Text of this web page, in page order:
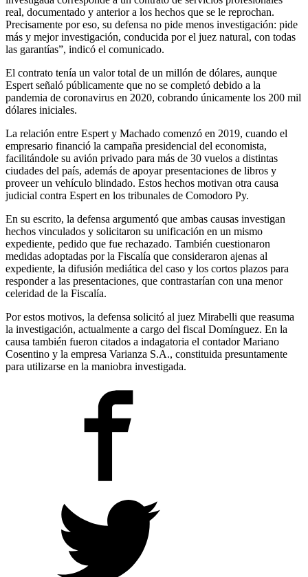
real, documentado y anterior a los hechos que se le reprochan.
Precisamente por eso, su defensa no pide menos investigación: pide
más y mejor investigación, conducida por el juez natural, con todas
las garantías”, indicó el comunicado.
El contrato tenía un valor total de un millón de dólares, aunque
Espert señaló públicamente que no se completó debido a la
pandemia de coronavirus en 2020, cobrando únicamente los 200 mil
dólares iniciales.
La relación entre Espert y Machado comenzó en 2019, cuando el
empresario financió la campaña presidencial del economista,
facilitándole su avión privado para más de 30 vuelos a distintas
ciudades del país, además de apoyar presentaciones de libros y
proveer un vehículo blindado. Estos hechos motivan otra causa
judicial contra Espert en los tribunales de Comodoro Py.
En su escrito, la defensa argumentó que ambas causas investigan
hechos vinculados y solicitaron su unificación en un mismo
expediente, pedido que fue rechazado. También cuestionaron
medidas adoptadas por la Fiscalía que consideraron ajenas al
expediente, la difusión mediática del caso y los cortos plazos para
responder a las presentaciones, que contrastarían con una menor
celeridad de la Fiscalía.
Por estos motivos, la defensa solicitó al juez Mirabelli que reasuma
la investigación, actualmente a cargo del fiscal Domínguez. En la
causa también fueron citados a indagatoria el contador Mariano
Cosentino y la empresa Varianza S.A., constituida presuntamente
para utilizarse en la maniobra investigada.